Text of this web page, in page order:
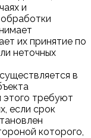
и
их принятие по
неточных
в
этого требуют
если срок
которого,